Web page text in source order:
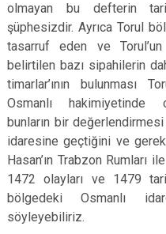
olmayan bu defterin
şüphesizdir. Ayrıca Torul
tasarruf eden ve
belirtilen bazı sipahilerin
timarlar’ının bulunması
Osmanlı hakimiyetinde
bunların bir değerlendirmesi
idaresine geçtiğini ve
Hasan’ın Trabzon Rumları
1472 olayları ve 1479
bölgedeki Osmanlı
söyleyebiliriz.